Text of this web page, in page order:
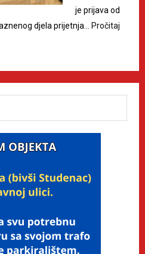
je prijava od
djela prijetnja…
Pročitaj